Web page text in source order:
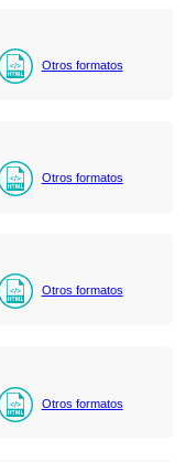
Otros formatos
Otros formatos
Otros formatos
Otros formatos